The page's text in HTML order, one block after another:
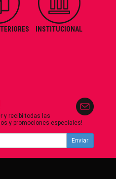
INSTITUCIONAL
y recibí todas las
y promociones especiales!
Enviar